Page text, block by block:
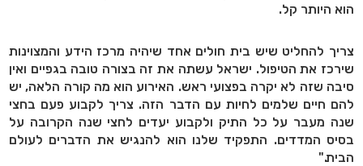
הוא היותר קל.
צריך להחליט שיש בית חולים אחד שיהיה מרכז הידע והמצוינות
שירכז את הטיפול. ישראל עשתה את זה בצורה טובה בגפיים ואין
סיבה שזה לא יקרה בפצועי ראש. האירוע הוא מה קורה הלאה, יש
להם חיים שלמים לחיות עם הדבר הזה. צריך לקבוע פעם בחצי
שנה מעבר על כל התיק ולקבוע יעדים לחצי שנה הקרובה על
בסיס המדדים. התפקיד שלנו הוא להנגיש את הדברים לעולם
הבית."